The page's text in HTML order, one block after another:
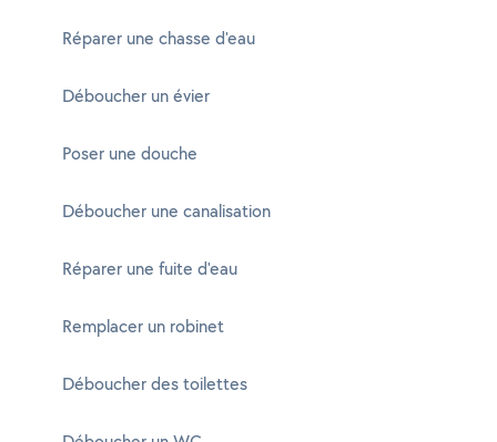
Réparer une chasse d'eau
Déboucher un évier
Poser une douche
Déboucher une canalisation
Réparer une fuite d'eau
Remplacer un robinet
Déboucher des toilettes